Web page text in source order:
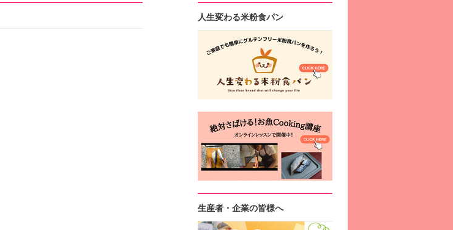
人生変わる米粉食パン
生産者・企業の皆様へ